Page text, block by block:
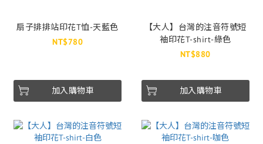
扇子排排站印花T恤-天藍色
NT$780
加入購物車
【大人】台灣的注音符號短
袖印花T-shirt-綠色
NT$880
加入購物車